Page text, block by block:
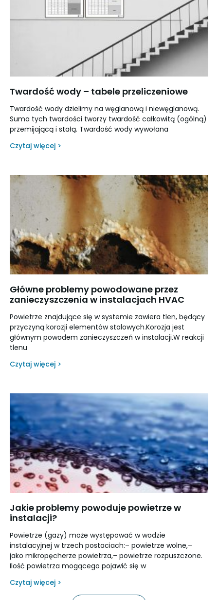
Twardość wody – tabele przeliczeniowe
Twardość wody dzielimy na węglanową i niewęglanową.
Suma tych twardości tworzy twardość całkowitą (ogólną)
przemijającą i stałą. Twardość wody wywołana
Czytaj więcej >
Główne problemy powodowane przez
zanieczyszczenia w instalacjach HVAC
Powietrze znajdujące się w systemie zawiera tlen, będący
przyczyną korozji elementów stalowych.Korozja jest
głównym powodem zanieczyszczeń w instalacji.W reakcji
tlenu
Czytaj więcej >
Jakie problemy powoduje powietrze w
instalacji?
Powietrze (gazy) może występować w wodzie
instalacyjnej w trzech postaciach:– powietrze wolne,–
jako mikropęcherze powietrza,– powietrze rozpuszczone.
Ilość powietrza mogącego pojawić się w
Czytaj więcej >